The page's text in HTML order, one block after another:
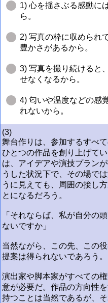
1) 心を揺さぶる感動に
ら。
2) 写真の枠に収められ
豊かさがあるから。
3) 写真を撮り続けると
せなくなるから。
4) 匂いや温度などの感
れないから。
(3)
舞台作りは、参加するすべ
ひとつの作品を創り上げて
は、アイデアや演技プラン
うした状況下で、その場で
うに見えても、周囲の接し
とになるだろう。
「それならば、私が自分の
ないですか」
当然ながら、この先、この
提案は得られないであろう。
演出家や脚本家がすべての
意が必要だ。作品の方向性
持つことは当然であるが、